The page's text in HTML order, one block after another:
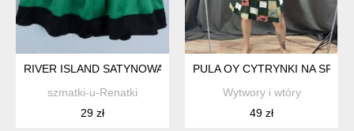
RIVER ISLAND SATYNOWA SPÓDNICA MINI 16 / 42
szmatki-u-Renatki
29 zł
PULA OY CYTRYNKI NA
Wytwory i wtóry
49 zł